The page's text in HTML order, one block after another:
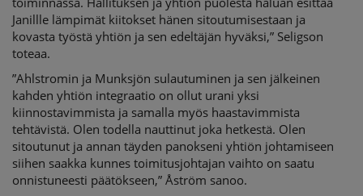
Janillle lämpimät kiitokset hänen sitoutumisestaan ja
kovasta työstä yhtiön ja sen edeltäjän hyväksi,” Seligson
toteaa.
”Ahlstromin ja Munksjön sulautuminen ja sen jälkeinen
kahden yhtiön integraatio on ollut urani yksi
kiinnostavimmista ja samalla myös haastavimmista
tehtävistä. Olen todella nauttinut joka hetkestä. Olen
sitoutunut ja annan täyden panokseni yhtiön johtamiseen
siihen saakka kunnes toimitusjohtajan vaihto on saatu
onnistuneesti päätökseen,” Åström sanoo.